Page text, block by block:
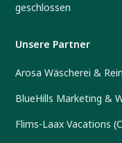
geschlossen
Unsere Partner
Arosa Wäscherei &
BlueHills Marketing &
Flims-Laax Vacations